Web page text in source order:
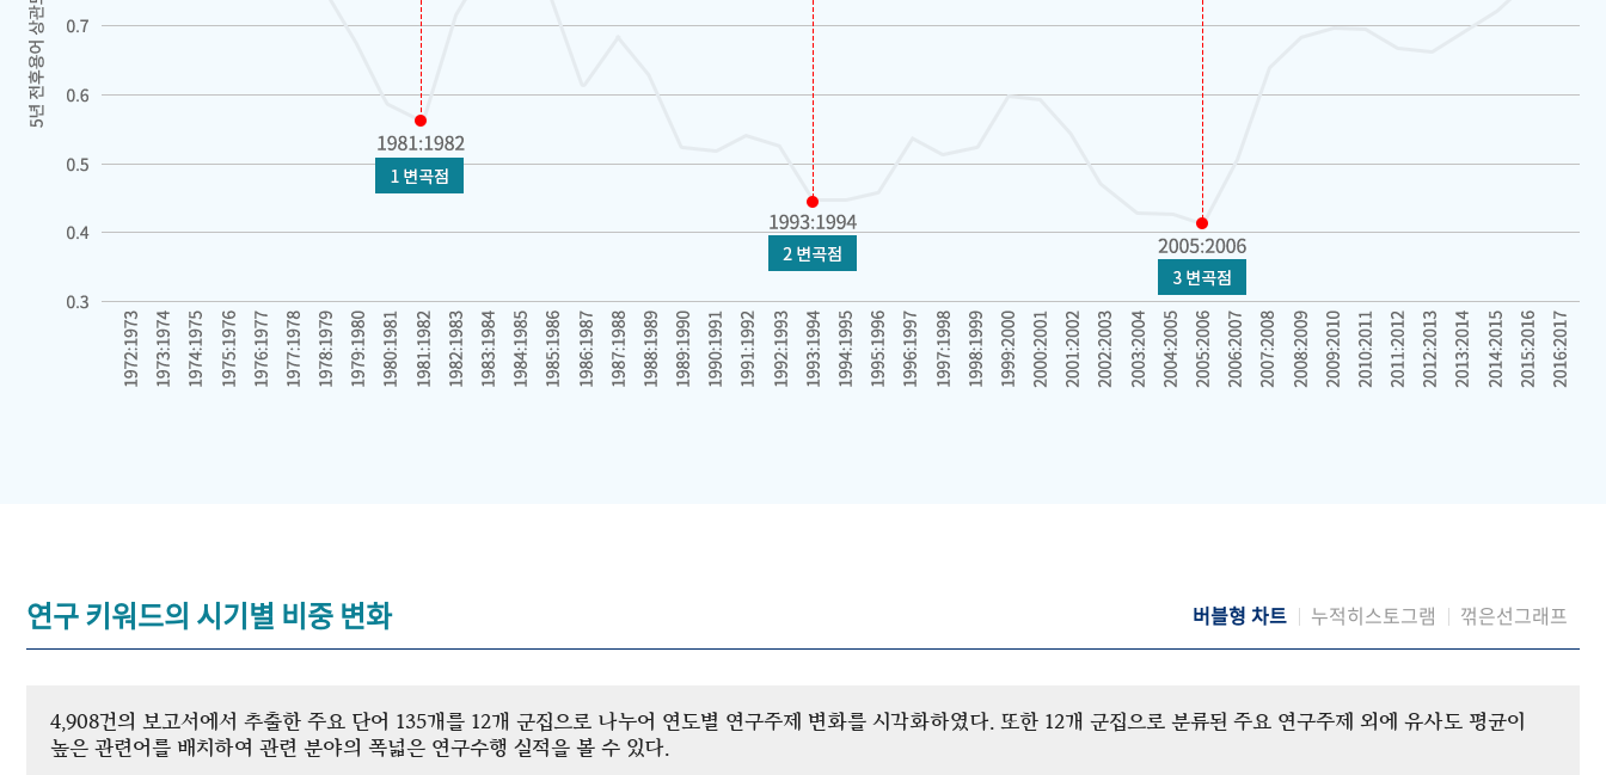
연구 키워드의 시기별 비중 변화 버블형 차트 누적히스토그램 꺾은선그래프
4,908건의 보고서에서 추출한 주요 단어 135개를 12개 군집으로 나누어 연도별 연구주제 변화를 시각화하였다. 또한 12개 군집으로 분류된 주요 연구주제 외에 유사도 평균이
높은 관련어를 배치하여 관련 분야의 폭넓은 연구수행 실적을 볼 수 있다.